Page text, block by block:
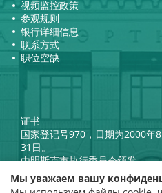
视频监控政策
参观规则
银行详细信息
联系方式
职位空缺
证书
国家登记号970，日期为2000年8
31日。
由明斯克市执行委员会颁发。
白俄罗斯共和国总统官方
Мы уважаем вашу